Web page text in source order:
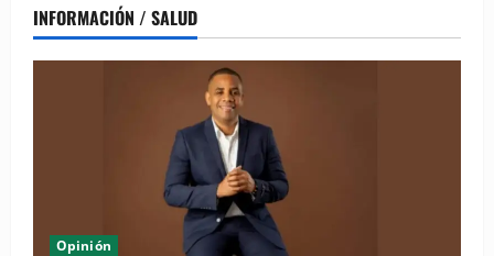
INFORMACIÓN / SALUD
Opinión